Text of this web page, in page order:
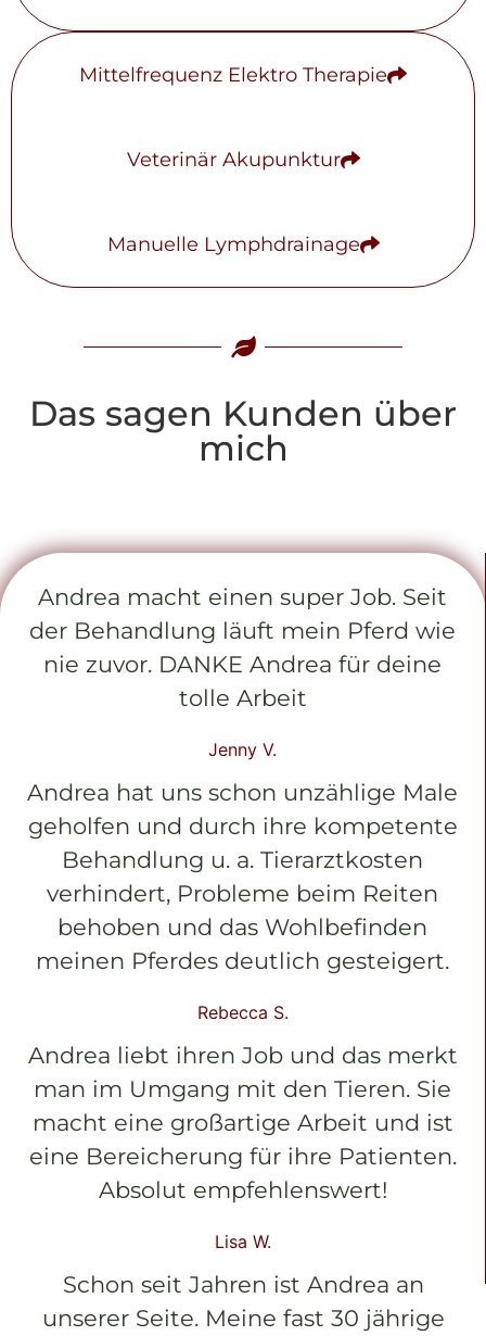
Mittelfrequenz Elektro Therapie
Veterinär Akupunktur
Manuelle Lymphdrainage
Das sagen Kunden über
mich
Andrea macht einen super Job. Seit
der Behandlung läuft mein Pferd wie
nie zuvor. DANKE Andrea für deine
tolle Arbeit
Jenny V.
Andrea hat uns schon unzählige Male
geholfen und durch ihre kompetente
Behandlung u. a. Tierarztkosten
verhindert, Probleme beim Reiten
behoben und das Wohlbefinden
meinen Pferdes deutlich gesteigert.
Rebecca S.
Andrea liebt ihren Job und das merkt
man im Umgang mit den Tieren. Sie
macht eine großartige Arbeit und ist
eine Bereicherung für ihre Patienten.
Absolut empfehlenswert!
Lisa W.
Schon seit Jahren ist Andrea an
unserer Seite. Meine fast 30 jährige